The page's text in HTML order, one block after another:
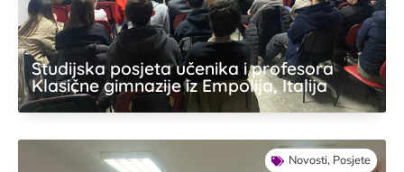
Studijska posjeta učenika i profesora
Klasične gimnazije iz Empolija, Italija
Novosti, Posjete